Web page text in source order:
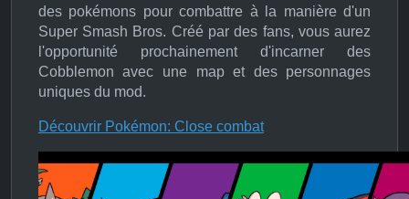
des pokémons pour combattre à la manière d'un
Super Smash Bros. Créé par des fans, vous aurez
l'opportunité prochainement d'incarner des
Cobblemon avec une map et des personnages
uniques du mod.
Découvrir Pokémon: Close combat